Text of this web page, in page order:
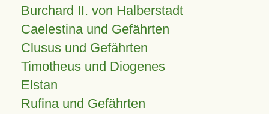
Burchard II. von Halberstadt
Caelestina und Gefährten
Clusus und Gefährten
Timotheus und Diogenes
Elstan
Rufina und Gefährten